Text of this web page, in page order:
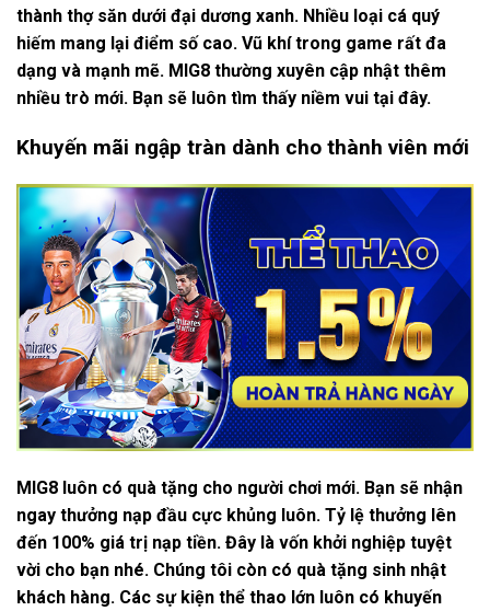
thành thợ săn dưới đại dương xanh. Nhiều loại cá quý
hiếm mang lại điểm số cao. Vũ khí trong game rất đa
dạng và mạnh mẽ. MIG8 thường xuyên cập nhật thêm
nhiều trò mới. Bạn sẽ luôn tìm thấy niềm vui tại đây.
Khuyến mãi ngập tràn dành cho thành viên mới
MIG8 luôn có quà tặng cho người chơi mới. Bạn sẽ nhận
ngay thưởng nạp đầu cực khủng luôn. Tỷ lệ thưởng lên
đến 100% giá trị nạp tiền. Đây là vốn khởi nghiệp tuyệt
vời cho bạn nhé. Chúng tôi còn có quà tặng sinh nhật
khách hàng. Các sự kiện thể thao lớn luôn có khuyến